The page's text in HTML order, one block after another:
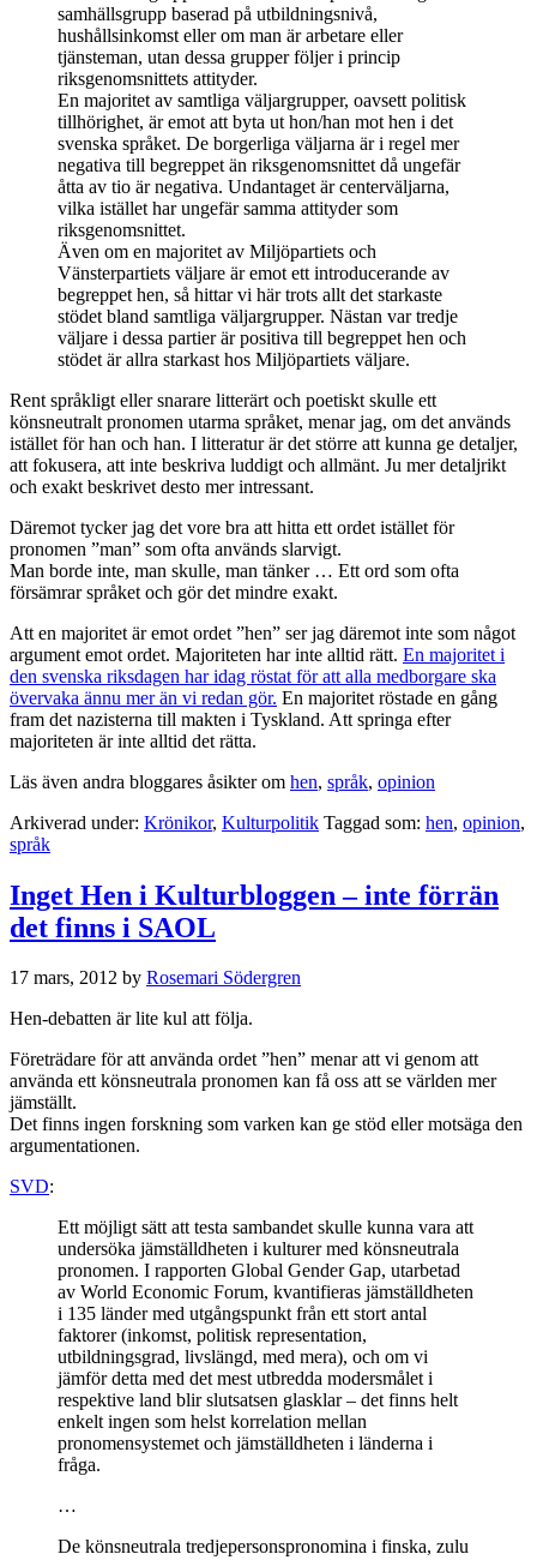
samhällsgrupp baserad på utbildningsnivå,
hushållsinkomst eller om man är arbetare eller
tjänsteman, utan dessa grupper följer i princip
riksgenomsnittets attityder.
En majoritet av samtliga väljargrupper, oavsett politisk
tillhörighet, är emot att byta ut hon/han mot hen i det
svenska språket. De borgerliga väljarna är i regel mer
negativa till begreppet än riksgenomsnittet då ungefär
åtta av tio är negativa. Undantaget är centerväljarna,
vilka istället har ungefär samma attityder som
riksgenomsnittet.
Även om en majoritet av Miljöpartiets och
Vänsterpartiets väljare är emot ett introducerande av
begreppet hen, så hittar vi här trots allt det starkaste
stödet bland samtliga väljargrupper. Nästan var tredje
väljare i dessa partier är positiva till begreppet hen och
stödet är allra starkast hos Miljöpartiets väljare.
Rent språkligt eller snarare litterärt och poetiskt skulle ett
könsneutralt pronomen utarma språket, menar jag, om det används
istället för han och han. I litteratur är det större att kunna ge detaljer,
att fokusera, att inte beskriva luddigt och allmänt. Ju mer detaljrikt
och exakt beskrivet desto mer intressant.
Däremot tycker jag det vore bra att hitta ett ordet istället för
pronomen ”man” som ofta används slarvigt.
Man borde inte, man skulle, man tänker … Ett ord som ofta
försämrar språket och gör det mindre exakt.
Att en majoritet är emot ordet ”hen” ser jag däremot inte som något
argument emot ordet. Majoriteten har inte alltid rätt. En majoritet i
den svenska riksdagen har idag röstat för att alla medborgare ska
övervaka ännu mer än vi redan gör. En majoritet röstade en gång
fram det nazisterna till makten i Tyskland. Att springa efter
majoriteten är inte alltid det rätta.
Läs även andra bloggares åsikter om hen, språk, opinion
Arkiverad under: Krönikor, Kulturpolitik Taggad som: hen, opinion,
språk
Inget Hen i Kulturbloggen – inte förrän
det finns i SAOL
17 mars, 2012 by Rosemari Södergren
Hen-debatten är lite kul att följa.
Företrädare för att använda ordet ”hen” menar att vi genom att
använda ett könsneutrala pronomen kan få oss att se världen mer
jämställt.
Det finns ingen forskning som varken kan ge stöd eller motsäga den
argumentationen.
SVD:
Ett möjligt sätt att testa sambandet skulle kunna vara att
undersöka jämställdheten i kulturer med könsneutrala
pronomen. I rapporten Global Gender Gap, utarbetad
av World Economic Forum, kvantifieras jämställdheten
i 135 länder med utgångspunkt från ett stort antal
faktorer (inkomst, politisk representation,
utbildningsgrad, livslängd, med mera), och om vi
jämför detta med det mest utbredda modersmålet i
respektive land blir slutsatsen glasklar – det finns helt
enkelt ingen som helst korrelation mellan
pronomensystemet och jämställdheten i länderna i
fråga.
…
De könsneutrala tredjepersonspronomina i finska, zulu